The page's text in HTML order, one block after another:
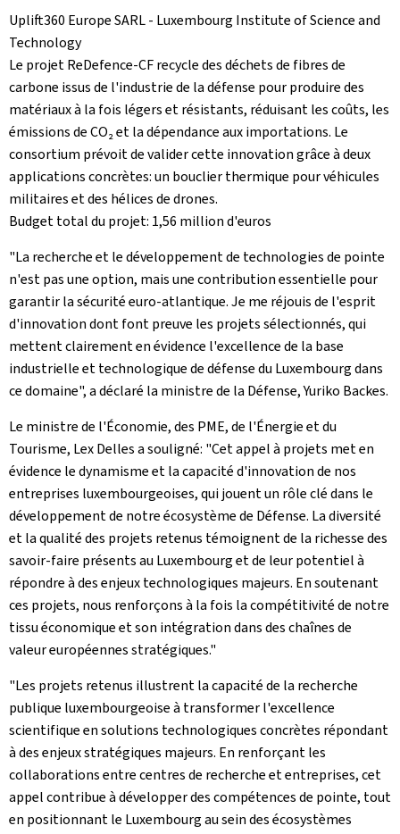
Uplift360 Europe SARL - Luxembourg Institute of Science and
Technology
Le projet ReDefence‑CF recycle des déchets de fibres de
carbone issus de l'industrie de la défense pour produire des
matériaux à la fois légers et résistants, réduisant les coûts, les
émissions de CO₂ et la dépendance aux importations. Le
consortium prévoit de valider cette innovation grâce à deux
applications concrètes: un bouclier thermique pour véhicules
militaires et des hélices de drones.
Budget total du projet: 1,56 million d'euros
"La recherche et le développement de technologies de pointe
n'est pas une option, mais une contribution essentielle pour
garantir la sécurité euro-atlantique. Je me réjouis de l'esprit
d'innovation dont font preuve les projets sélectionnés, qui
mettent clairement en évidence l'excellence de la base
industrielle et technologique de défense du Luxembourg dans
ce domaine", a déclaré la ministre de la Défense, Yuriko Backes.
Le ministre de l'Économie, des PME, de l'Énergie et du
Tourisme, Lex Delles a souligné: "Cet appel à projets met en
évidence le dynamisme et la capacité d'innovation de nos
entreprises luxembourgeoises, qui jouent un rôle clé dans le
développement de notre écosystème de Défense. La diversité
et la qualité des projets retenus témoignent de la richesse des
savoir-faire présents au Luxembourg et de leur potentiel à
répondre à des enjeux technologiques majeurs. En soutenant
ces projets, nous renforçons à la fois la compétitivité de notre
tissu économique et son intégration dans des chaînes de
valeur européennes stratégiques."
"Les projets retenus illustrent la capacité de la recherche
publique luxembourgeoise à transformer l'excellence
scientifique en solutions technologiques concrètes répondant
à des enjeux stratégiques majeurs. En renforçant les
collaborations entre centres de recherche et entreprises, cet
appel contribue à développer des compétences de pointe, tout
en positionnant le Luxembourg au sein des écosystèmes